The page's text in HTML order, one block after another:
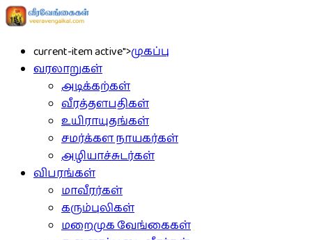
current-item active">முகப்பு
வரலாறுகள்
அடிக்கற்கள்
வீரத்தளபதிகள்
உயிராயுதங்கள்
சமர்க்கள நாயகர்கள்
அழியாச்சுடர்கள்
விபரங்கள்
மாவீரர்கள்
கரும்புலிகள்
மறைமுக வேங்கைகள்